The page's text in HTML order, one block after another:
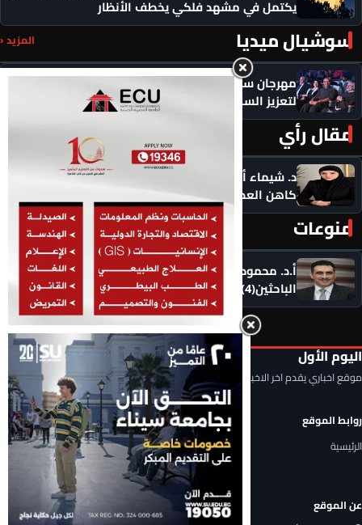
يكتمل في مشهد فلكي يخطف الأنظار
سوشيال ميديا المزيد ‹
مهرجان سيمفوني للفنون يكرم رموزاً مؤثرة ويدعو
لتعزيز السلام
مقال رأي
د. شيماء أحمدين تكتب .. حين يصبح الذكاء الاصطناعي
كاهن العصر: هل نستبدل التأمل بالاستهلاك؟
منوعات المزيد ‹
أ.د. محمود السعيد يكتب .. التحديات التي تواجه شباب
الباحثين(4)
اليوم الأول
موقع اخباري يقدم اخر الاخبار المحلية والعربية والعالمية
روابط الموقع
الرئيسية
عن الموقع